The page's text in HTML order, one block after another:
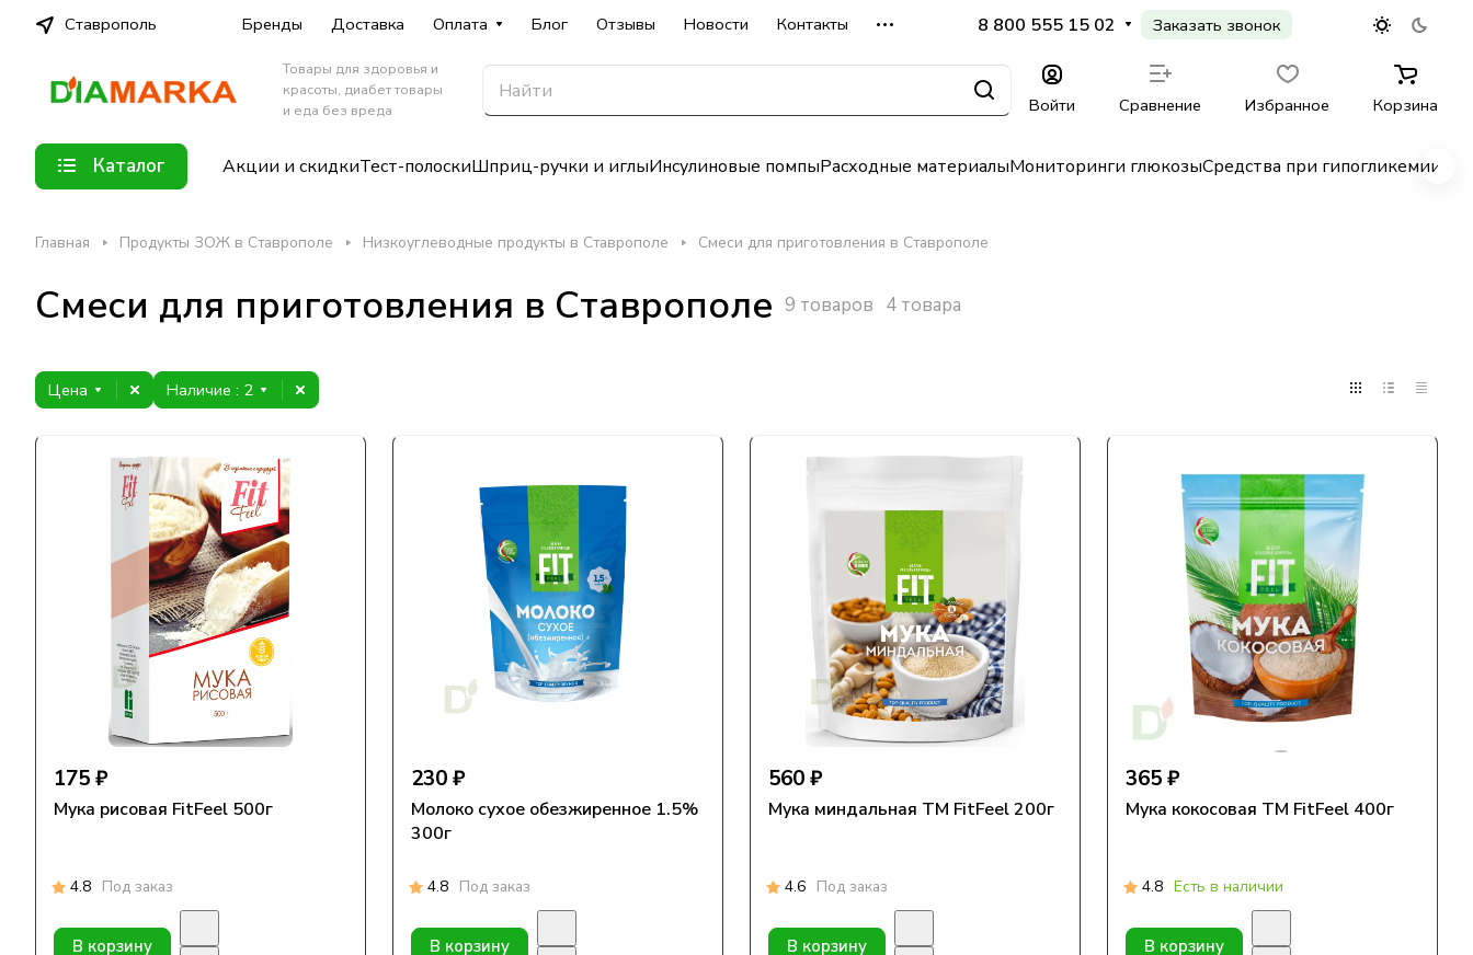
Ставрополь Бренды Доставка Оплата Блог Отзывы Новости Контакты 8 800 555 15 02 Заказать звонок
Товары для здоровья и
красоты, диабет товары
и еда без вреда
Войти Сравнение Избранное Корзина
Каталог Акции и скидкиТест-полоскиШприц-ручки и иглыИнсулиновые помпыРасходные материалыМониторинги глюкозыСредства при гипогликемии
Главная Продукты ЗОЖ в Ставрополе Низкоуглеводные продукты в Ставрополе Смеси для приготовления в Ставрополе
Смеси для приготовления в Ставрополе 9 товаров 4 товара
Цена Наличие : 2
175 ₽
Мука рисовая FitFeel 500г
4.8 Под заказ
В корзину
230 ₽
Молоко сухое обезжиренное 1.5%
300г
4.8 Под заказ
В корзину
560 ₽
Мука миндальная TM FitFeel 200г
4.6 Под заказ
В корзину
365 ₽
Мука кокосовая TM FitFeel 400г
4.8 Есть в наличии
В корзину